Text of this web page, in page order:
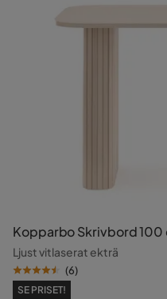
Kopparbo Skrivbord 100
Ljust vitlaserat ekträ
(6)
SE PRISET!